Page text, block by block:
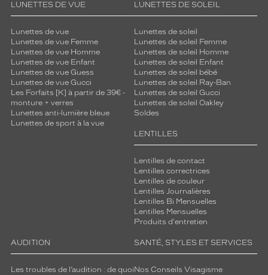
LUNETTES DE VUE
Lunettes de vue
Lunettes de vue Femme
Lunettes de vue Homme
Lunettes de vue Enfant
Lunettes de vue Guess
Lunettes de vue Gucci
Les Forfaits [K] à partir de 39€ -
monture + verres
Lunettes anti-lumière bleue
Lunettes de sport à la vue
LUNETTES DE SOLEIL
Lunettes de soleil
Lunettes de soleil Femme
Lunettes de soleil Homme
Lunettes de soleil Enfant
Lunettes de soleil bébé
Lunettes de soleil Ray-Ban
Lunettes de soleil Gucci
Lunettes de soleil Oakley
Soldes
LENTILLES
Lentilles de contact
Lentilles correctrices
Lentilles de couleur
Lentilles Journalières
Lentilles Bi Mensuelles
Lentilles Mensuelles
Produits d'entretien
AUDITION
Les troubles de l’audition : de quoi
SANTÉ, STYLES ET SERVICES
Nos Conseils Visagisme